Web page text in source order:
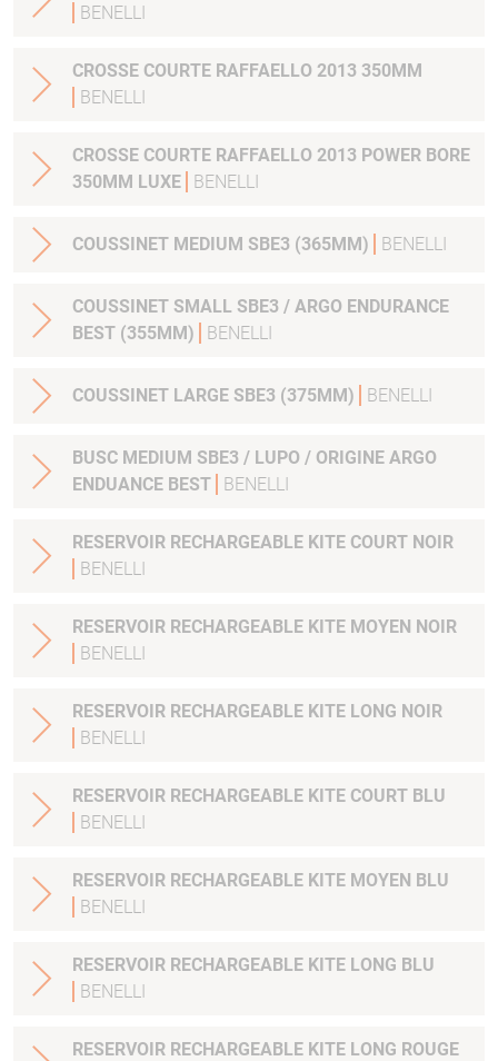
BENELLI
CROSSE COURTE RAFFAELLO 2013 350MM
BENELLI
CROSSE COURTE RAFFAELLO 2013 POWER BORE
350MM LUXE
BENELLI
COUSSINET MEDIUM SBE3 (365MM) BENELLI
COUSSINET SMALL SBE3 / ARGO ENDURANCE
BEST (355MM)
BENELLI
COUSSINET LARGE SBE3 (375MM) BENELLI
BUSC MEDIUM SBE3 / LUPO / ORIGINE ARGO
ENDUANCE BEST
BENELLI
RESERVOIR RECHARGEABLE KITE COURT NOIR
BENELLI
RESERVOIR RECHARGEABLE KITE MOYEN NOIR
BENELLI
RESERVOIR RECHARGEABLE KITE LONG NOIR
BENELLI
RESERVOIR RECHARGEABLE KITE COURT BLU
BENELLI
RESERVOIR RECHARGEABLE KITE MOYEN BLU
BENELLI
RESERVOIR RECHARGEABLE KITE LONG BLU
BENELLI
RESERVOIR RECHARGEABLE KITE LONG ROUGE